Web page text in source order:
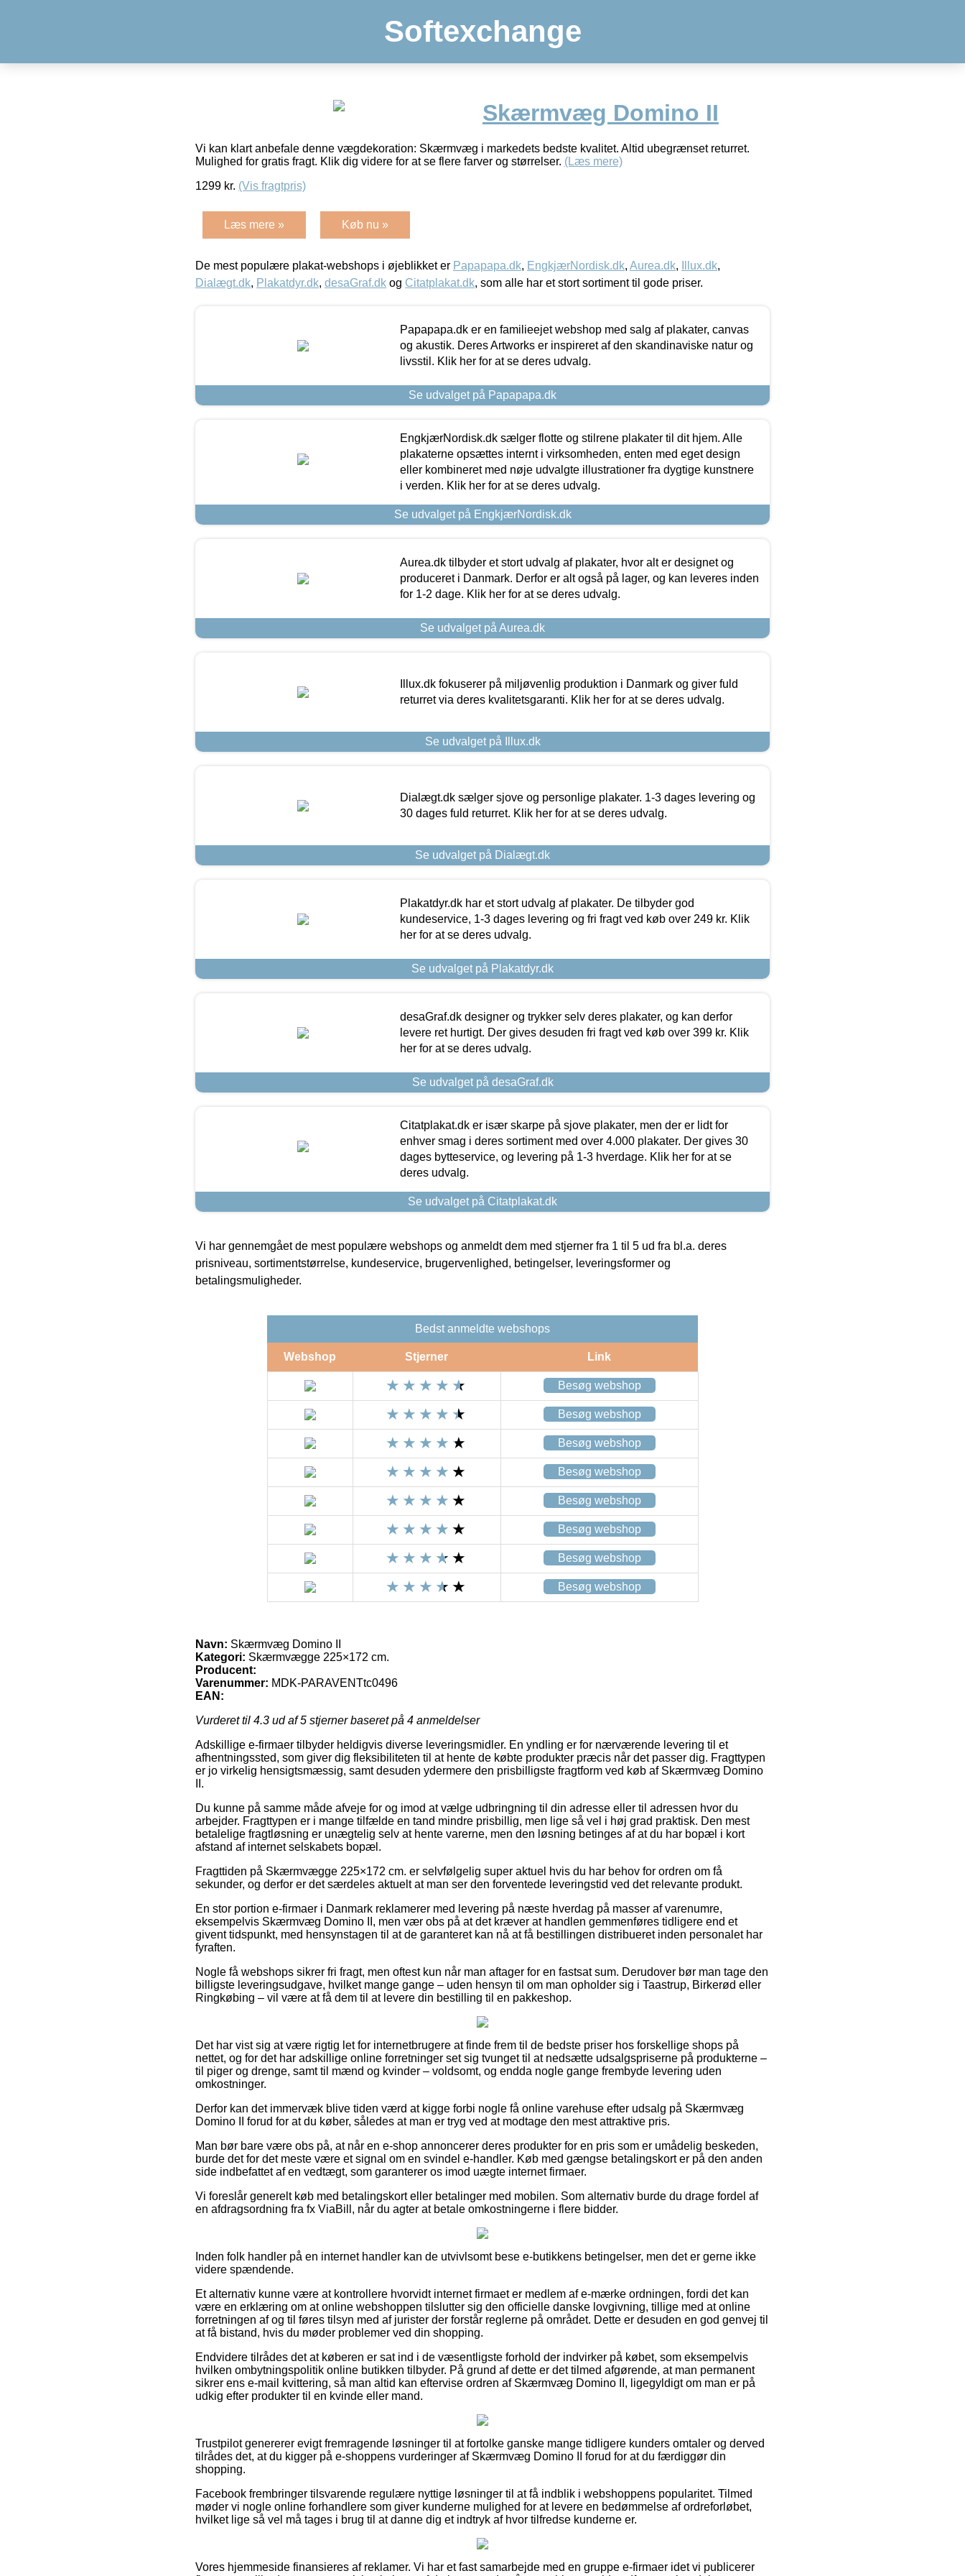
Softexchange
Skærmvæg Domino II
Vi kan klart anbefale denne vægdekoration: Skærmvæg i markedets bedste kvalitet. Altid ubegrænset returret.
Mulighed for gratis fragt. Klik dig videre for at se flere farver og størrelser. (Læs mere)
1299 kr. (Vis fragtpris)
Læs mere » Køb nu »
De mest populære plakat-webshops i øjeblikket er Papapapa.dk, EngkjærNordisk.dk, Aurea.dk, Illux.dk,
Dialægt.dk, Plakatdyr.dk, desaGraf.dk og Citatplakat.dk, som alle har et stort sortiment til gode priser.
Papapapa.dk er en familieejet webshop med salg af plakater, canvas
og akustik. Deres Artworks er inspireret af den skandinaviske natur og
livsstil. Klik her for at se deres udvalg.
Se udvalget på Papapapa.dk
EngkjærNordisk.dk sælger flotte og stilrene plakater til dit hjem. Alle
plakaterne opsættes internt i virksomheden, enten med eget design
eller kombineret med nøje udvalgte illustrationer fra dygtige kunstnere
i verden. Klik her for at se deres udvalg.
Se udvalget på EngkjærNordisk.dk
Aurea.dk tilbyder et stort udvalg af plakater, hvor alt er designet og
produceret i Danmark. Derfor er alt også på lager, og kan leveres inden
for 1-2 dage. Klik her for at se deres udvalg.
Se udvalget på Aurea.dk
Illux.dk fokuserer på miljøvenlig produktion i Danmark og giver fuld
returret via deres kvalitetsgaranti. Klik her for at se deres udvalg.
Se udvalget på Illux.dk
Dialægt.dk sælger sjove og personlige plakater. 1-3 dages levering og
30 dages fuld returret. Klik her for at se deres udvalg.
Se udvalget på Dialægt.dk
Plakatdyr.dk har et stort udvalg af plakater. De tilbyder god
kundeservice, 1-3 dages levering og fri fragt ved køb over 249 kr. Klik
her for at se deres udvalg.
Se udvalget på Plakatdyr.dk
desaGraf.dk designer og trykker selv deres plakater, og kan derfor
levere ret hurtigt. Der gives desuden fri fragt ved køb over 399 kr. Klik
her for at se deres udvalg.
Se udvalget på desaGraf.dk
Citatplakat.dk er især skarpe på sjove plakater, men der er lidt for
enhver smag i deres sortiment med over 4.000 plakater. Der gives 30
dages bytteservice, og levering på 1-3 hverdage. Klik her for at se
deres udvalg.
Se udvalget på Citatplakat.dk
Vi har gennemgået de mest populære webshops og anmeldt dem med stjerner fra 1 til 5 ud fra bl.a. deres
prisniveau, sortimentstørrelse, kundeservice, brugervenlighed, betingelser, leveringsformer og
betalingsmuligheder.
Bedst anmeldte webshops
Webshop Stjerner Link
Besøg webshop
Besøg webshop
Besøg webshop
Besøg webshop
Besøg webshop
Besøg webshop
Besøg webshop
Besøg webshop
Navn: Skærmvæg Domino II
Kategori: Skærmvægge 225×172 cm.
Producent:
Varenummer: MDK-PARAVENTtc0496
EAN:
Vurderet til 4.3 ud af 5 stjerner baseret på 4 anmeldelser
Adskillige e-firmaer tilbyder heldigvis diverse leveringsmidler. En yndling er for nærværende levering til et
afhentningssted, som giver dig fleksibiliteten til at hente de købte produkter præcis når det passer dig. Fragttypen
er jo virkelig hensigtsmæssig, samt desuden ydermere den prisbilligste fragtform ved køb af Skærmvæg Domino
II.
Du kunne på samme måde afveje for og imod at vælge udbringning til din adresse eller til adressen hvor du
arbejder. Fragttypen er i mange tilfælde en tand mindre prisbillig, men lige så vel i høj grad praktisk. Den mest
betalelige fragtløsning er unægtelig selv at hente varerne, men den løsning betinges af at du har bopæl i kort
afstand af internet selskabets bopæl.
Fragttiden på Skærmvægge 225×172 cm. er selvfølgelig super aktuel hvis du har behov for ordren om få
sekunder, og derfor er det særdeles aktuelt at man ser den forventede leveringstid ved det relevante produkt.
En stor portion e-firmaer i Danmark reklamerer med levering på næste hverdag på masser af varenumre,
eksempelvis Skærmvæg Domino II, men vær obs på at det kræver at handlen gemmenføres tidligere end et
givent tidspunkt, med hensynstagen til at de garanteret kan nå at få bestillingen distribueret inden personalet har
fyraften.
Nogle få webshops sikrer fri fragt, men oftest kun når man aftager for en fastsat sum. Derudover bør man tage den
billigste leveringsudgave, hvilket mange gange – uden hensyn til om man opholder sig i Taastrup, Birkerød eller
Ringkøbing – vil være at få dem til at levere din bestilling til en pakkeshop.
Det har vist sig at være rigtig let for internetbrugere at finde frem til de bedste priser hos forskellige shops på
nettet, og for det har adskillige online forretninger set sig tvunget til at nedsætte udsalgspriserne på produkterne –
til piger og drenge, samt til mænd og kvinder – voldsomt, og endda nogle gange frembyde levering uden
omkostninger.
Derfor kan det immervæk blive tiden værd at kigge forbi nogle få online varehuse efter udsalg på Skærmvæg
Domino II forud for at du køber, således at man er tryg ved at modtage den mest attraktive pris.
Man bør bare være obs på, at når en e-shop annoncerer deres produkter for en pris som er umådelig beskeden,
burde det for det meste være et signal om en svindel e-handler. Køb med gængse betalingskort er på den anden
side indbefattet af en vedtægt, som garanterer os imod uægte internet firmaer.
Vi foreslår generelt køb med betalingskort eller betalinger med mobilen. Som alternativ burde du drage fordel af
en afdragsordning fra fx ViaBill, når du agter at betale omkostningerne i flere bidder.
Inden folk handler på en internet handler kan de utvivlsomt bese e-butikkens betingelser, men det er gerne ikke
videre spændende.
Et alternativ kunne være at kontrollere hvorvidt internet firmaet er medlem af e-mærke ordningen, fordi det kan
være en erklæring om at online webshoppen tilslutter sig den officielle danske lovgivning, tillige med at online
forretningen af og til føres tilsyn med af jurister der forstår reglerne på området. Dette er desuden en god genvej til
at få bistand, hvis du møder problemer ved din shopping.
Endvidere tilrådes det at køberen er sat ind i de væsentligste forhold der indvirker på købet, som eksempelvis
hvilken ombytningspolitik online butikken tilbyder. På grund af dette er det tilmed afgørende, at man permanent
sikrer ens e-mail kvittering, så man altid kan eftervise ordren af Skærmvæg Domino II, ligegyldigt om man er på
udkig efter produkter til en kvinde eller mand.
Trustpilot genererer evigt fremragende løsninger til at fortolke ganske mange tidligere kunders omtaler og derved
tilrådes det, at du kigger på e-shoppens vurderinger af Skærmvæg Domino II forud for at du færdiggør din
shopping.
Facebook frembringer tilsvarende regulære nyttige løsninger til at få indblik i webshoppens popularitet. Tilmed
møder vi nogle online forhandlere som giver kunderne mulighed for at levere en bedømmelse af ordreforløbet,
hvilket lige så vel må tages i brug til at danne dig et indtryk af hvor tilfredse kunderne er.
Vores hjemmeside finansieres af reklamer. Vi har et fast samarbejde med en gruppe e-firmaer idet vi publicerer